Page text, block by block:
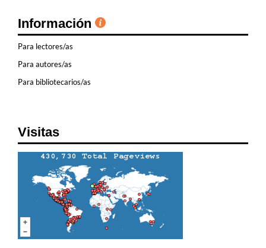
Información
Para lectores/as
Para autores/as
Para bibliotecarios/as
Visitas